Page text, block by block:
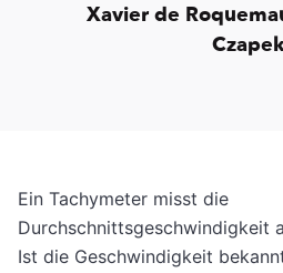
Xavier de
Ein Tachymeter misst die
Durchschnittsgeschwindigkeit
Ist die Geschwindigkeit